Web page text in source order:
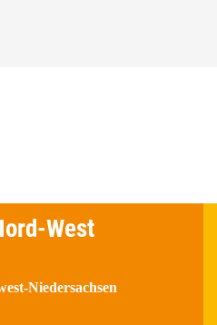
West
Niedersachsen